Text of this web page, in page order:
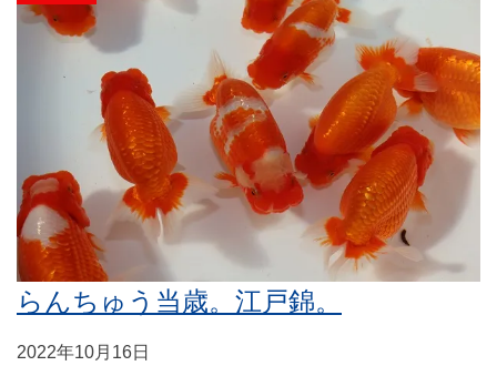
らんちゅう当歳。江戸錦。
2022年10月16日